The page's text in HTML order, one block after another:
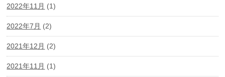
2022年11月 (1)
2022年7月 (2)
2021年12月 (2)
2021年11月 (1)